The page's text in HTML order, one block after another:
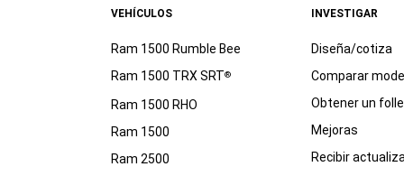
VEHÍCULOS
Ram 1500 Rumble Bee
Ram 1500 TRX SRT®
Ram 1500 RHO
Ram 1500
Ram 2500
INVESTIGAR
Diseña/cotiza
Comparar
Obtener un
Mejoras
Recibir